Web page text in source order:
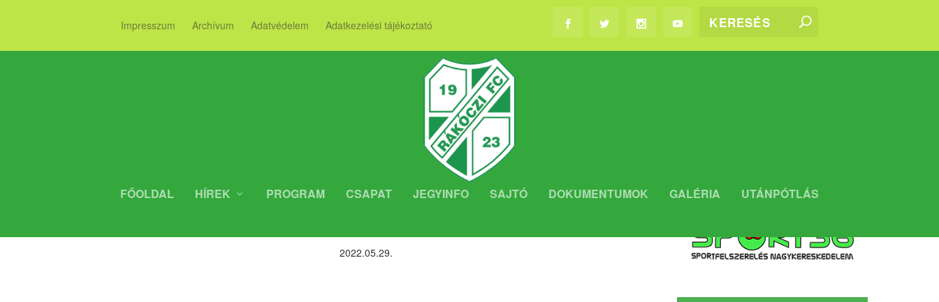
Impresszum Archívum Adatvédelem Adatkezelési tájékoztató
FŐOLDAL HÍREK PROGRAM CSAPAT JEGYINFO SAJTÓ DOKUMENTUMOK GALÉRIA UTÁNPÓTLÁS
2022.05.29.